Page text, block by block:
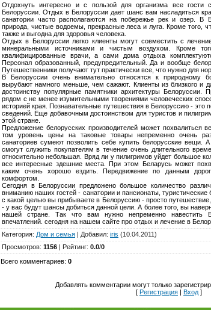
Отдохнуть интересно и с пользой для организма все гости
Белоруссии. Отдых в Белоруссии дает шанс вам насладиться
санатории часто располагаются на побережье рек и озер. В
природа, чистые водоемы, прекрасные леса и луга. Кроме того,
также и выгодна для здоровья человека.
Отдых в Белоруссии легко клиенты могут совместить с
минеральными источниками и чистым воздухом. Кроме
квалифицированные врачи, а сами дома отдыха
Персонал образованный, предупредительный. Да и вообще
Путешественники получают тут практически все, что нужно для
В Белоруссии очень внимательно относятся к природному
вырубают намного меньше, чем сажают. Клиенты из близкого и
достоинству популярные памятники архитектуры Белоруссии.
рядом с не менее изумительными творениями человеческих
историей края. Познавательные путешествия в Белоруссию - это
сведений. Еще добавочным достоинством для туристов и
этой стране.
Предложение белорусских производителей может похвалиться
том уровень цены на таковые товары непременно очень
санаториев сумеют позволить себе купить белорусские вещи.
смогут служить покупателям в течение очень длительного
относительно небольшая. Вряд ли у пилигримов уйдет большое
все интересные здешние места. При этом Беларусь может
каким очень хорошо ездить. Передвижение по данным
комфортом.
Сегодня в Белоруссии предложено большое количество
вниманию наших гостей - санатории и пансионаты, туристические
с какой целью вы прибываете в Белоруссию - просто
- у вас будут шансы добиться данной цели. А более того, вы
нашей стране. Так что вам нужно непременно навестить
впечатлений. сегодня на нашем сайте про отдых и лечение в
Категория: Дом и семья | Добавил: iris (10.04.2011)
Просмотров: 1156 | Рейтинг: 0.0/0
Всего комментариев: 0
Добавлять комментарии могут только
[ Регистрация | Вход ]